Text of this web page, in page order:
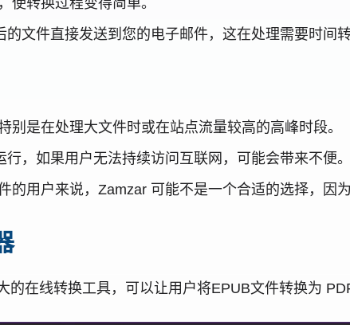
文件直接发送到您的电子邮件，这在处理需要时间
别是在处理大文件时或在站点流量较高的高峰时段。
，如果用户无法持续访问互联网，可能会带来不便。
的用户来说，Zamzar 可能不是一个合适的选择，因
的在线转换工具，可以让用户将EPUB文件转换为